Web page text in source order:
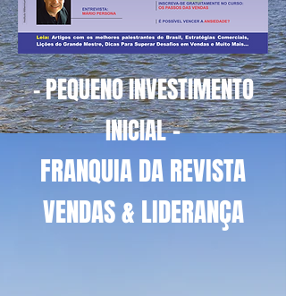
- PEQUENO INVESTIMENTO
INICIAL-
FRANQUIA DA REVISTA
VENDAS & LIDERANÇA